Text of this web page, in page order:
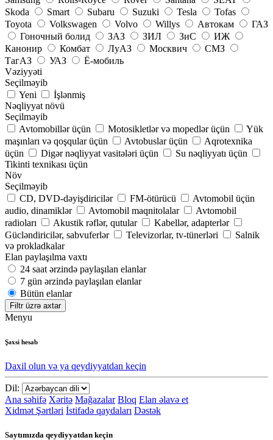
Skoda
Smart Subaru Suzuki Tesla
Tofas
Toyota
Volkswagen Volvo Willys Автокам
ГАЗ
Гоночный болид
ЗАЗ ЗИЛ ЗиС
ИЖ
Канонир
Комбат ЛуАЗ Москвич
СМЗ
ТагАЗ
УАЗ
Ё-мобиль
Vəziyyəti
Seçilməyib
Yeni
İşlənmiş
Nəqliyyat növü
Seçilməyib
Avtomobillər üçün
Motosikletlər və mopedlər üçün
Yük
maşınları və qoşqular üçün
Avtobuslar üçün
Aqrotexnika
üçün
Digər nəqliyyat vasitələri üçün
Su nəqliyyatı üçün
Tikinti texnikası üçün
Növ
Seçilməyib
CD, DVD-dəyişdiricilər
FM-ötürücü
Avtomobil üçün
audio, dinamiklər
Avtomobil maqnitolalar
Avtomobil
radioları
Akustik rəflər, qutular
Kabellər, adapterlər
Gücləndiricilər, sabvuferlər
Televizorlar, tv-tünerləri
Salnik
və prokladkalar
Elan paylaşılma vaxtı
24 saat ərzində paylaşılan elanlar
7 gün ərzində paylaşılan elanlar
Bütün elanlar
Filtr üzrə axtar
Menyu
Şəxsi hesab
Daxil olun və ya qeydiyyatdan keçin
Dil:
Ana səhifə Xəritə Mağazalar Bloq Elan əlavə et
Xidmət Şərtləri İstifadə qaydaları Dəstək
Saytımızda qeydiyyatdan keçin